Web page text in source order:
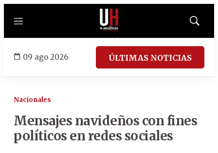
Menú
Mostrar
09 ago 2026 ÚLTIMAS NOTICIAS
Nacionales
Mensajes navideños con fines
políticos en redes sociales